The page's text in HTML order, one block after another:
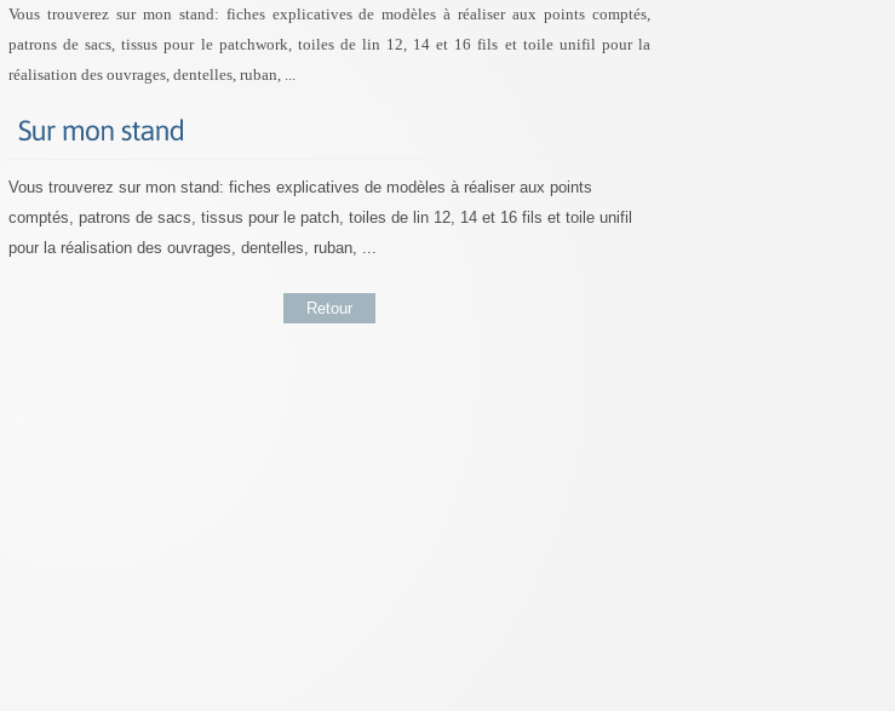
Vous trouverez sur mon stand: fiches explicatives de modèles à réaliser aux points comptés,
patrons de sacs, tissus pour le patchwork, toiles de lin 12, 14 et 16 fils et toile unifil pour la
réalisation des ouvrages, dentelles, ruban, ...
Vous trouverez sur mon stand: fiches explicatives de modèles à réaliser aux points
comptés, patrons de sacs, tissus pour le patch, toiles de lin 12, 14 et 16 fils et toile unifil
pour la réalisation des ouvrages, dentelles, ruban, ...
Retour